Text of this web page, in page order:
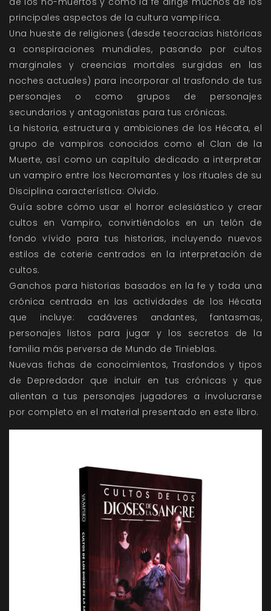
principales aspectos de la cultura vampírica.
Una hueste de religiones (desde teocracias históricas
a conspiraciones mundiales, pasando por cultos
marginales y creencias mortales surgidas en las
noches actuales) para incorporar al trasfondo de tus
personajes o como grupos de personajes
secundarios y antagonistas para tus crónicas.
La historia, estructura y ambiciones de los Hécata, el
grupo de vampiros conocidos como el Clan de la
Muerte, así como un capítulo dedicado a interpretar
un vampiro entre los Necromantes y los rituales de su
Disciplina característica: Olvido.
Guía sobre cómo usar el horror eclesiástico y crear
cultos en Vampiro, convirtiéndolos en un telón de
fondo vívido para tus historias, incluyendo nuevos
estilos de coterie centrados en la interpretación de
cultos.
Ganchos para historias basados en la fe y toda una
crónica centrada en las actividades de los Hécata
que incluye: cadáveres andantes, fantasmas,
personajes listos para jugar y los secretos de la
familia más perversa de Mundo de Tinieblas.
Nuevas fichas de conocimientos, Trasfondos y tipos
de Depredador que incluir en tus crónicas y que
alientan a tus personajes jugadores a involucrarse
por completo en el material presentado en este libro.